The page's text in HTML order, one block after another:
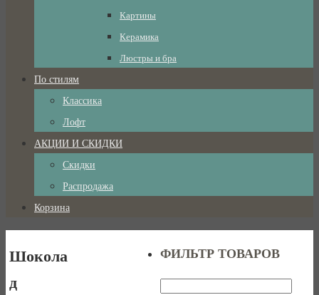
Картины
Керамика
Люстры и бра
По стилям
Классика
Лофт
АКЦИИ И СКИДКИ
Скидки
Распродажа
Корзина
Шокола
д
ФИЛЬТР ТОВАРОВ